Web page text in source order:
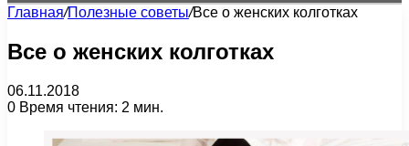
Главная/Полезные советы/Все о женских колготках
Все о женских колготках
06.11.2018
0 Время чтения: 2 мин.